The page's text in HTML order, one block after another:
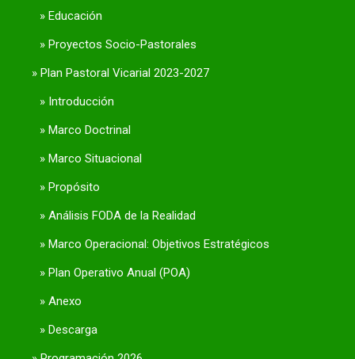
Educación
Proyectos Socio-Pastorales
Plan Pastoral Vicarial 2023-2027
Introducción
Marco Doctrinal
Marco Situacional
Propósito
Análisis FODA de la Realidad
Marco Operacional: Objetivos Estratégicos
Plan Operativo Anual (POA)
Anexo
Descarga